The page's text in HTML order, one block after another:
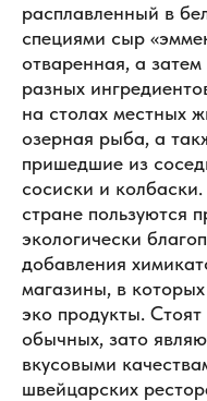
расплавленный в
специями сыр
отваренная, а
разных
на столах местных
озерная рыба, а
пришедшие из
сосиски и
стране пользуются
экологически
добавления
магазины, в
эко продукты.
обычных, зато
вкусовыми
швейцарских